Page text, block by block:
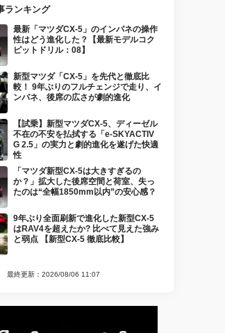
ランキング
最新「マツダCX-5」のインパネの操作
性はどう進化した？【最新モデルコク
ピットドリル：08】
新型マツダ「CX-5」を先代と徹底比
較！ 9年ぶりのフルチェンジで走り、イ
ンパネ、後席の広さが劇的進化
【試乗】新型マツダCX-5、ディーゼル
不在の不安を払拭する「e-SKYACTIV
G 2.5」の実力と劇的進化を遂げた快適
性
「マツダ新型CX-5は大きすぎるの
か？」拡大した後席空間と荷室、失っ
たのは“全幅1850mm以内”の安心感？
9年ぶり全面刷新で進化した新型CX-5
はRAV4を超えたか? 比べて見えた強み
と弱点 【新型CX-5 徹底比較】
最終更新：2026/08/06 11:07